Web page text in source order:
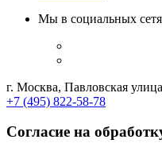
Мы в социальных
г. Москва, Павловская
+7 (495) 822-58-78
Согласие на